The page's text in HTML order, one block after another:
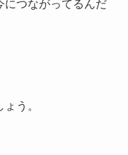
につながってるんだ
う。